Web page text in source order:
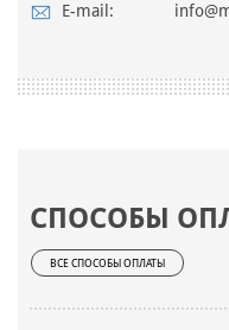
E-mail:
СПОСОБЫ
ВСЕ СПОСОБЫ ОПЛАТЫ